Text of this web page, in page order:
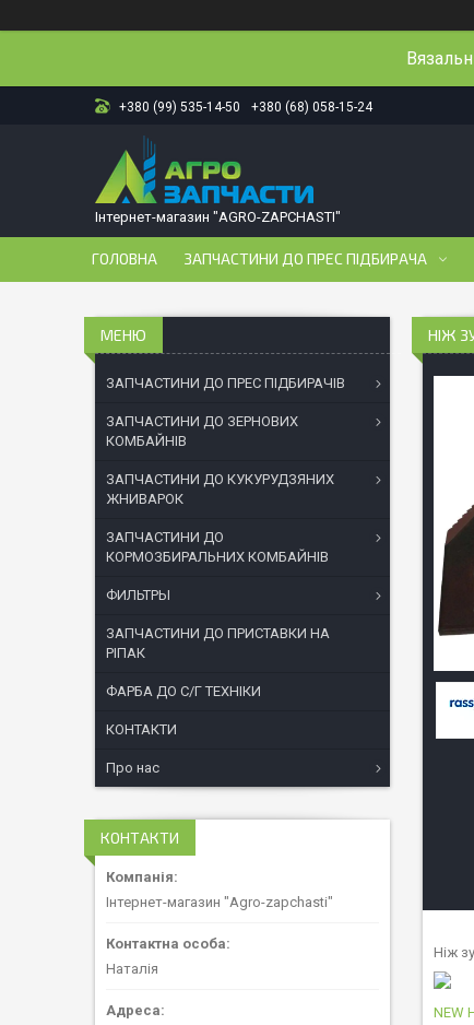
+380 (99) 535-14-50 +380 (68) 058-15-24
Інтернет-магазин "AGRO-ZAPCHASTI"
ГОЛОВНА ЗАПЧАСТИНИ ДО ПРЕС ПІДБИРАЧА
НІЖ
Ніж
NEW
ЗАПЧАСТИНИ ДО ПРЕС ПІДБИРАЧІВ
ЗАПЧАСТИНИ ДО ЗЕРНОВИХ
КОМБАЙНІВ
ЗАПЧАСТИНИ ДО КУКУРУДЗЯНИХ
ЖНИВАРОК
ЗАПЧАСТИНИ ДО
КОРМОЗБИРАЛЬНИХ КОМБАЙНІВ
ФИЛЬТРЫ
ЗАПЧАСТИНИ ДО ПРИСТАВКИ НА
РІПАК
ФАРБА ДО С/Г ТЕХНІКИ
КОНТАКТИ
Про нас
КОНТАКТИ
Інтернет-магазин "Agro-zapchasti"
Наталія